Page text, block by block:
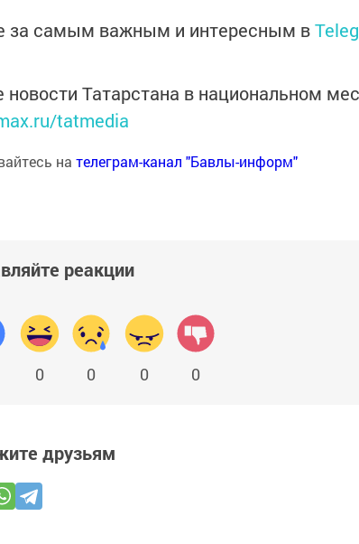
за самым важным и интересным в
новости Татарстана в национальном
tatmedia
на телеграм-канал "Бавлы-информ"
реакции
0 0 0 0
друзьям